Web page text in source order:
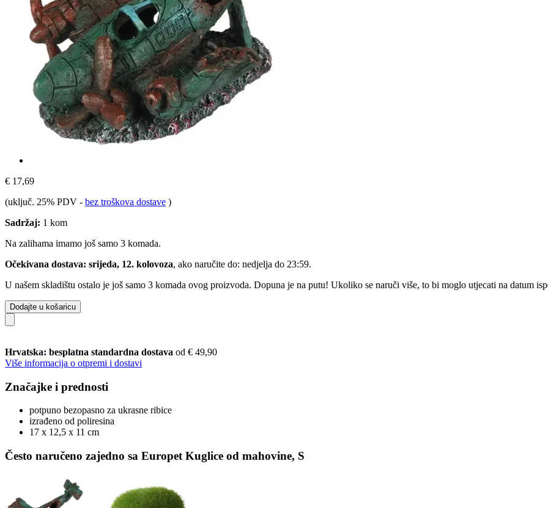
€ 17,69
(uključ. 25% PDV - bez troškova dostave )
Sadržaj: 1 kom
Na zalihama imamo još samo 3 komada.
Očekivana dostava: srijeda, 12. kolovoza, ako naručite do: nedjelja do 23:59.
U našem skladištu ostalo je još samo 3 komada ovog proizvoda. Dopuna je na putu! Ukoliko se naruči više, to bi moglo utjecati na datum
Dodajte u košaricu
Hrvatska: besplatna standardna dostava od € 49,90
Više informacija o otpremi i dostavi
Značajke i prednosti
potpuno bezopasno za ukrasne ribice
izrađeno od poliresina
17 x 12,5 x 11 cm
Često naručeno zajedno sa Europet Kuglice od mahovine, S